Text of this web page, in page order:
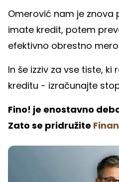
Omerović nam je znova
imate kredit, potem
efektivno obrestno
In še izziv za vse tiste,
kreditu - izračunajte
Fino! je enostavno
Zato se pridružite